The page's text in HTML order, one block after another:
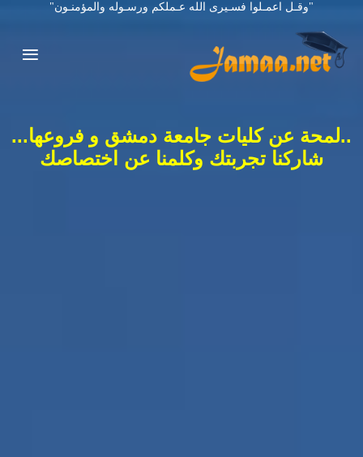
"وقـل اعمـلوا فسـيرى الله عـملكم ورسـوله والمؤمنـون"
..لمحة عن كليات جامعة دمشق و فروعها...
شاركنا تجربتك وكلمنا عن اختصاصك